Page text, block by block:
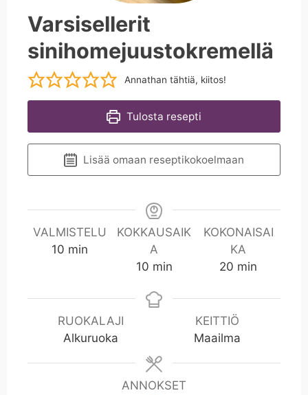
Varsisellerit
sinihomejuustokremellä
Annathan tähtiä, kiitos!
Tulosta resepti
Lisää omaan reseptikokoelmaan
VALMISTELU
10mmin
KOKKAUSAIK
A
10m
n
min
KOKONAISAI
KA
20 m
n
min
RUOKALAJI
Alkuruoka
KEITTIÖ
Maailma
ANNOKSET